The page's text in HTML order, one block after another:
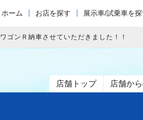
ホーム お店を探す 展示車/試乗車を探
ワゴンＲ納車させていただきました！！
店舗トップ 店舗か